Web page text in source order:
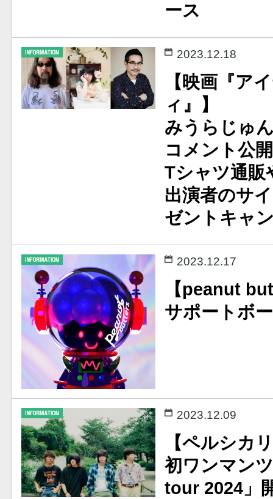
ース
2023.12.18
【映画『ア
ィ』】
みうらじゅ
コメント公
Tシャツ通販
出演者のサ
ゼントキャ
2023.12.17
【peanut
サポートボ
2023.12.09
【ペルシカ
初ワンマン
tour 2024」